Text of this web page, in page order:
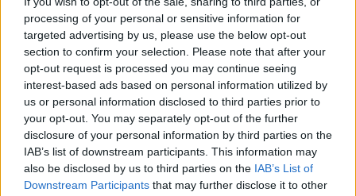
processing of your personal or sensitive information for
targeted advertising by us, please use the below opt-out
section to confirm your selection. Please note that after your
opt-out request is processed you may continue seeing
interest-based ads based on personal information utilized by
us or personal information disclosed to third parties prior to
your opt-out. You may separately opt-out of the further
disclosure of your personal information by third parties on the
IAB’s list of downstream participants. This information may
also be disclosed by us to third parties on the IAB’s List of
Downstream Participants that may further disclose it to other
Οι συναυλίες επιτέλους
βγάζουν φτηνά εισιτήρια ‑
Ποιοι καλλιτέχνες κατέβασαν
τις τιμές
ΠΡΙΝ 8 ΏΡΕΣ
Οι fans δεν αντέχουν άλλες αυξήσεις: Τα
φθηνά εισιτήρια που εξαφανίζονται σε
λίγα λεπτά
Ο διάσημος κιθαρίστας απο τον
οποιο εμπνεύστηκε το όνομα
της η Αση Μπήλιου ‑ Πώς τη